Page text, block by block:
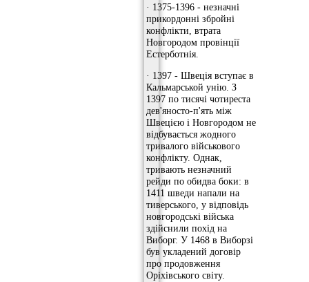
· 1375-1396 - незначні
прикордонні збройні
конфлікти, втрата
Новгородом провінції
Естерботнія.
· 1397 - Швеція вступає в
Кальмарськой унію. З
1397 по тисячі чотиреста
дев'яносто-п'ять між
Швецією і Новгородом не
відбувається жодного
тривалого військового
конфлікту. Однак,
тривають незначний
рейди по обидва боки: в
1411 шведи напали на
тиверського, у відповідь
новгородські війська
здійснили похід на
Виборг. У 1468 в Виборзі
був укладений договір
про продовження
Оріхівського світу.